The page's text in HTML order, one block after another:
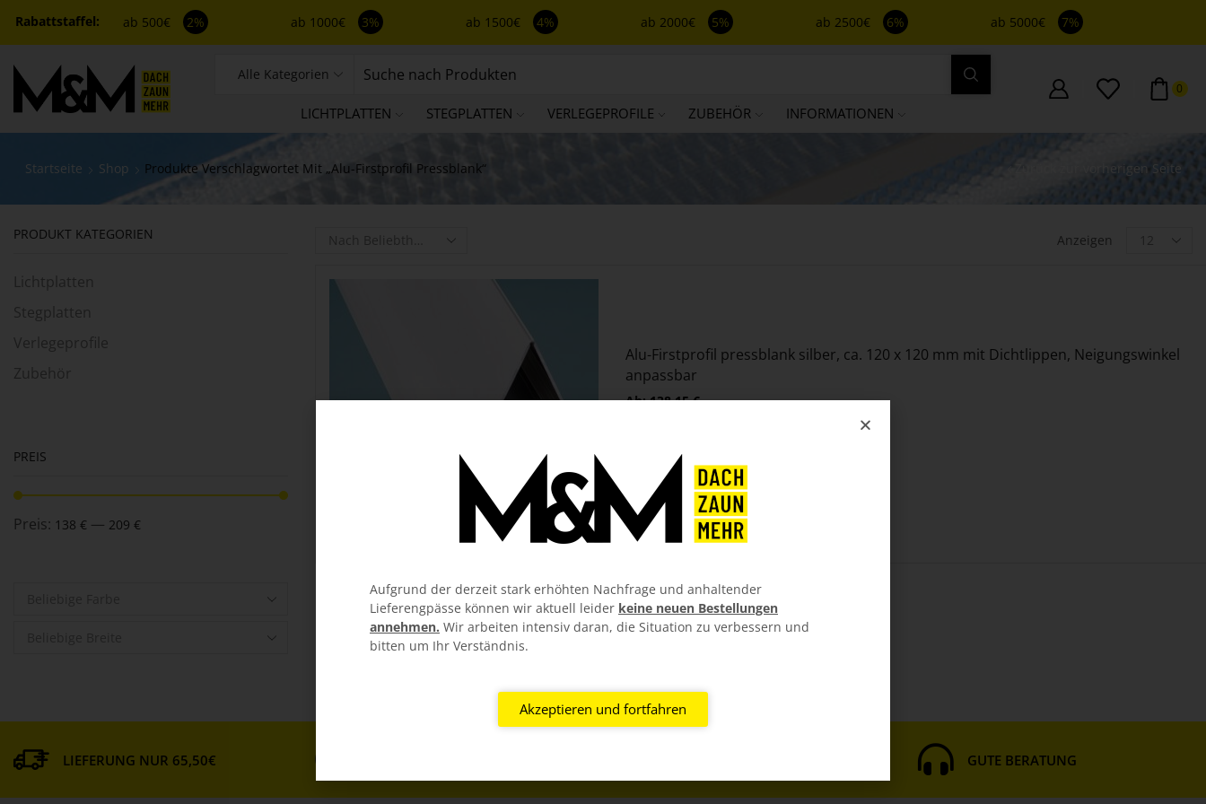
ab 500€ 2% ab 1000€ 3% ab 1500€ 4% ab 2000€ 5% ab 2500€ 6% ab 5000€ 7%
Alle Kategorien
LICHTPLATTEN STEGPLATTEN VERLEGEPROFILE ZUBEHÖR INFORMATIONEN
0
Startseite Shop Produkte Verschlagwortet Mit „Alu-Firstprofil Pressblank“ Zurück zur vorherigen Seite
Anzeigen
Alu-Firstprofil pressblank silber, ca. 120 x 120 mm mit Dichtlippen, Neigungswinkel
anpassbar
Ab:138,15€
PRODUKT KATEGORIEN
Lichtplatten
Stegplatten
Verlegeprofile
Zubehör
PREIS
Preis: 138 € — 209 €
LIEFERUNG NUR 65,50€ GUTE BERATUNG
Aufgrund der derzeit stark erhöhten Nachfrage und anhaltender
Lieferengpässe können wir aktuell leider keine neuen Bestellungen
annehmen. Wir arbeiten intensiv daran, die Situation zu verbessern und
bitten um Ihr Verständnis.
Akzeptieren und fortfahren